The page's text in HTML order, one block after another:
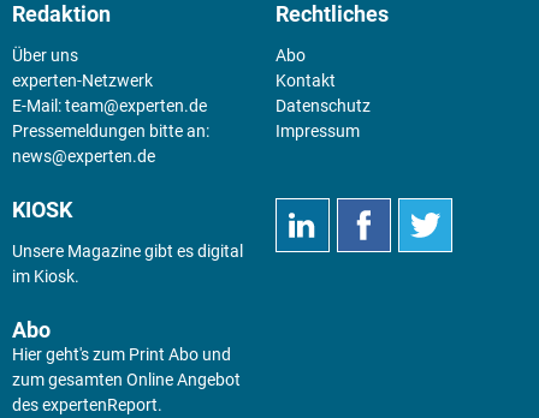
Redaktion
Über uns
experten-Netzwerk
E-Mail:team@experten.de
Pressemeldungen bitte an:
news@experten.de
Rechtliches
Abo
Kontakt
Datenschutz
Impressum
KIOSK
Unsere Magazine gibt es digital
im Kiosk.
Abo
Hier geht's zum Print Abo und
zum gesamten Online Angebot
des expertenReport.